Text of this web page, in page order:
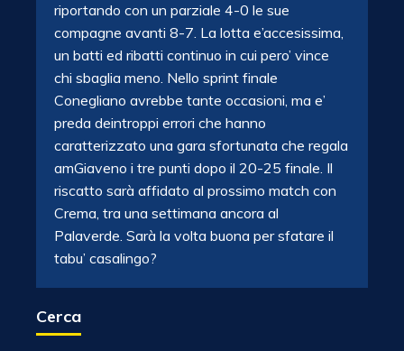
riportando con un parziale 4-0 le sue
compagne avanti 8-7. La lotta e’accesissima,
un batti ed ribatti continuo in cui pero’ vince
chi sbaglia meno. Nello sprint finale
Conegliano avrebbe tante occasioni, ma e’
preda deintroppi errori che hanno
caratterizzato una gara sfortunata che regala
amGiaveno i tre punti dopo il 20-25 finale. Il
riscatto sarà affidato al prossimo match con
Crema, tra una settimana ancora al
Palaverde. Sarà la volta buona per sfatare il
tabu’ casalingo?
Cerca